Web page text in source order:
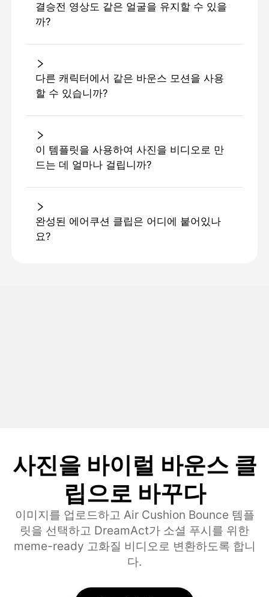
결승전 영상도 같은 얼굴을 유지할 수 있을
까?
다른 캐릭터에서 같은 바운스 모션을 사용
할 수 있습니까?
이 템플릿을 사용하여 사진을 비디오로 만
드는 데 얼마나 걸립니까?
완성된 에어쿠션 클립은 어디에 붙어있나
요?
사진을 바이럴 바운스 클
립으로 바꾸다
이미지를 업로드하고 Air Cushion Bounce 템플
릿을 선택하고 DreamAct가 소셜 푸시를 위한
meme-ready 고화질 비디오로 변환하도록 합니
다.